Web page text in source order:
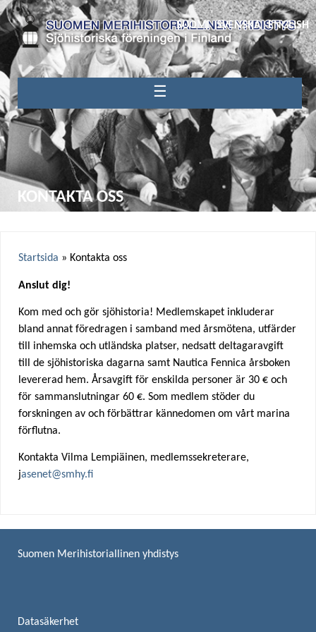
☰
SUOMI SVENSKA ENGLISH
KONTAKTA OSS
Y
o
u
a
r
e
h
r
e
Startsida » Kontakta oss
Anslut dig!
Kom med och gör sjöhistoria! Medlemskapet inkluderar
bland annat föredragen i samband med årsmötena, utfärder
till inhemska och utländska platser, nedsatt deltagaravgift
till de sjöhistoriska dagarna samt Nautica Fennica årsboken
levererad hem. Årsavgift för enskilda personer är 30 € och
för sammanslutningar 60 €. Som medlem stöder du
forskningen av och förbättrar kännedomen om vårt marina
förflutna.
Kontakta Vilma Lempiäinen, medlemssekreterare,
jasenet@smhy.fi
Suomen Merihistoriallinen yhdistys
Datasäkerhet